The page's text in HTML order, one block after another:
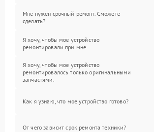
Мне нужен срочный ремонт. Сможете
сделать?
Я хочу, чтобы мое устройство
ремонтировали при мне.
Я хочу, чтобы мое устройство
ремонтировалось только оригинальными
запчастями.
Как я узнаю, что мое устройство готово?
От чего зависит срок ремонта техники?